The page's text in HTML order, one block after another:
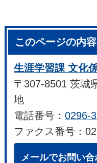
このページの内
生涯学習課 文化
〒307-8501 茨城
地
電話番号：0296-
ファクス番号：
メールでお問い